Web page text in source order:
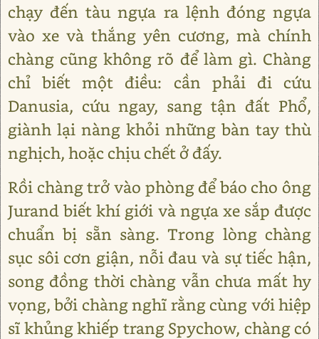
chạy đến tàu ngựa ra lệnh đóng ngựa
vào xe và thắng yên cương, mà chính
chàng cũng không rõ để làm gì. Chàng
chỉ biết một điều: cần phải đi cứu
Danusia, cứu ngay, sang tận đất Phổ,
giành lại nàng khỏi những bàn tay thù
nghịch, hoặc chịu chết ở đấy.
Rồi chàng trở vào phòng để báo cho ông
Jurand biết khí giới và ngựa xe sắp được
chuẩn bị sẵn sàng. Trong lòng chàng
sục sôi cơn giận, nỗi đau và sự tiếc hận,
song đồng thời chàng vẫn chưa mất hy
vọng, bởi chàng nghĩ rằng cùng với hiệp
sĩ khủng khiếp trang Spychow, chàng có